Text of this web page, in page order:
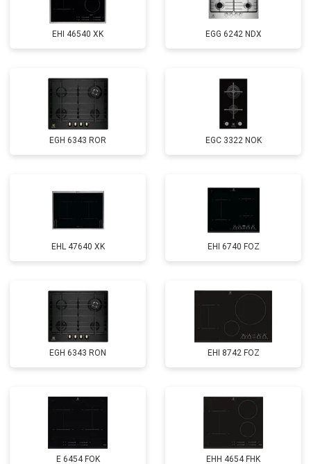
EHI 46540 XK EGG 6242 NDX
EGH 6343 ROR EGС 3322 NOK
EHL 47640 XK EHI 6740 FOZ
EGH 6343 RON EHI 8742 FOZ
E 6454 FOK EHH 4654 FHK